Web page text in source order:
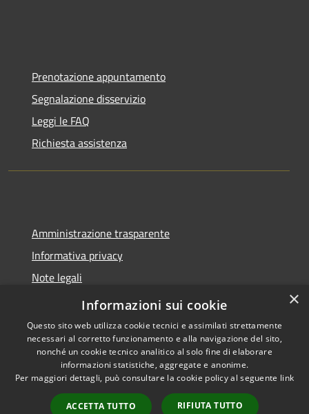
Prenotazione appuntamento
Segnalazione disservizio
Leggi le FAQ
Richiesta assistenza
Amministrazione trasparente
Informativa privacy
Note legali
Dichiarazione di accessibilità
Accessibilità
Copyright © 2026 • Comune di
Spoleto • Powered by
Municipium•
Accesso
×
Informazioni sui cookie
Questo sito web utilizza cookie tecnici e assimilati strettamente
necessari al corretto funzionamento e alla navigazione del sito,
nonché un cookie tecnico analitico al solo fine di elaborare
informazioni statistiche, aggregate e anonime.
Per maggiori dettagli, può consultare la cookie policy al seguente link
ACCETTA TUTTO RIFIUTA TUTTO